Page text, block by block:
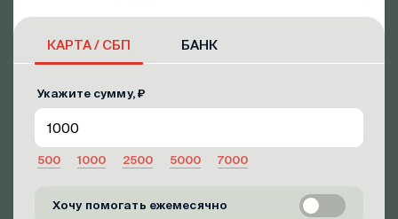
КАРТА / СБП БАНК
Укажите сумму, ₽
500 1000 2500 5000 7000
Хочу помогать ежемесячно